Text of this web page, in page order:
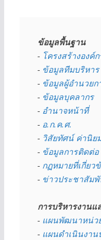
ข้อมูลพื้นฐาน
- โครงสร้างองค์ก
- ข้อมูลทีมบริหาร
- ข้อมูลผู้อำนวยก
- ข้อมูลบุคลากร
- อำนาจหน้าที่
- อ.ก.ค.ศ.
- วิสัยทัศน์ ค่านิย
- ข้อมูลการติดต่อ
- กฏหมายที่เกี่ยว
- ข่าวประชาสัม
การบริหารงาน
- แผนพัฒนาหน่ว
- แผนดำเนินงาน